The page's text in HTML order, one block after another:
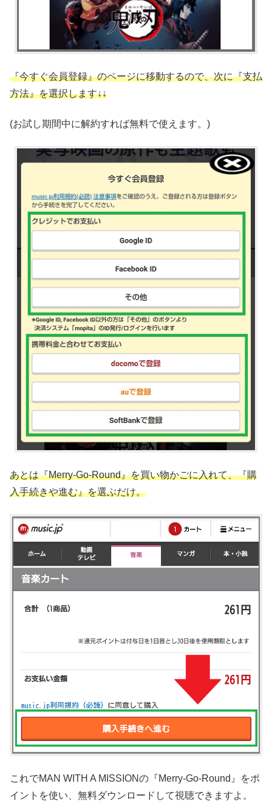
『今すぐ会員登録』のページに移動するので、次に『支払
方法』を選択します↓↓
(お試し期間中に解約すれば無料で使えます。)
あとは『Merry-Go-Round』を買い物かごに入れて、『購
入手続きや進む』を選ぶだけ。
これでMAN WITH A MISSIONの『Merry-Go-Round』をポ
イントを使い、無料ダウンロードして視聴できますよ。